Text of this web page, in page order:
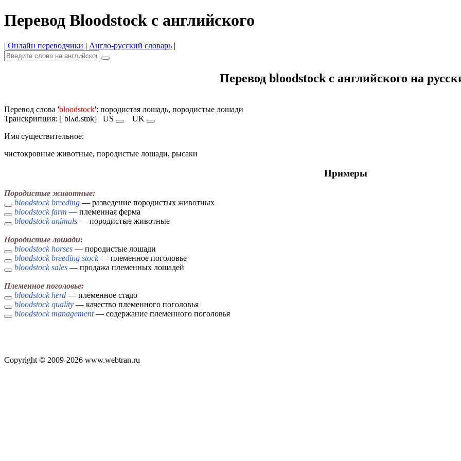
Перевод Bloodstock с английского
| Онлайн переводчики | Англо-русский словарь |
Перевод bloodstock с английского на
Перевод слова 'bloodstock': породистая лошадь, породистые лошади
Транскрипция: [ˈblʌd.stɒk] US
UK
Имя cуществительное:
чистокровные животные, породистые лошади, рысаки
Примеры
Породистые животные:
bloodstock breeding — разведение породистых животных
bloodstock farm — племенная ферма
bloodstock animals — породистые животные
Породистые лошади:
bloodstock horses — породистые лошади
bloodstock breeding stock— племенное поголовье
bloodstock sales — продажа племенных лошадей
Племенное поголовье:
bloodstock herd — племенное стадо
bloodstock quality — качество племенного поголовья
bloodstock management— содержание племенного поголовья
Copyright © 2009-2026 www.webtran.ru